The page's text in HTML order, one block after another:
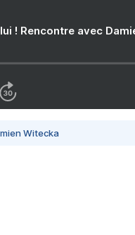
! Rencontre avec
Witecka